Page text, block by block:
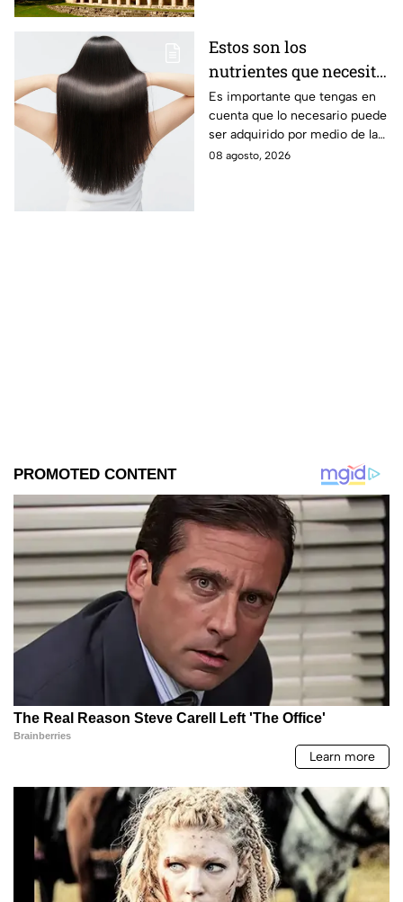
Estos son los
nutrientes que necesita
tu cabello a partir de
los 40 años
Es importante que tengas en
cuenta que lo necesario puede
ser adquirido por medio de la
alimentación.
08 agosto, 2026